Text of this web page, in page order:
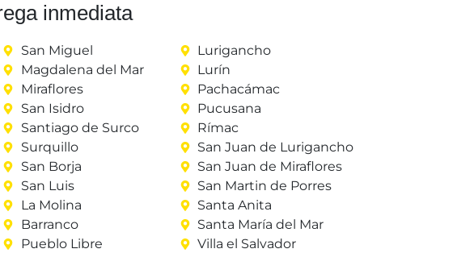
inmediata
San Miguel
Magdalena del Mar
Miraflores
San Isidro
Santiago de Surco
Surquillo
San Borja
San Luis
La Molina
Barranco
Pueblo Libre
Lurigancho
Lurín
Pachacámac
Pucusana
Rímac
San Juan de Lurigancho
San Juan de Miraflores
San Martin de Porres
Santa Anita
Santa María del Mar
Villa el Salvador